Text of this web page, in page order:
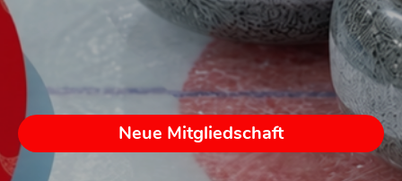
Neue Mitgliedschaft